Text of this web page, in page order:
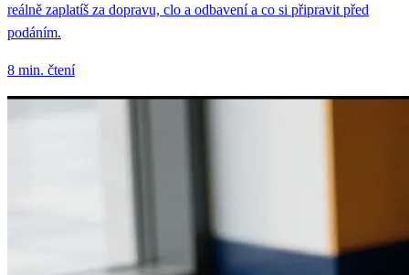
reálně zaplatíš za dopravu, clo a odbavení a co si připravit před
podáním.
8 min. čtení